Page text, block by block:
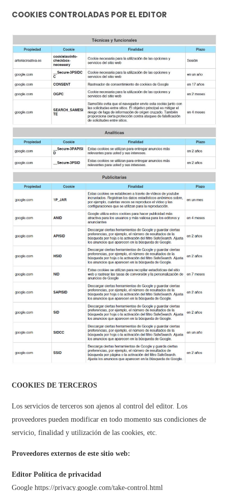
COOKIES CONTROLADAS POR EL EDITOR
COOKIES DE TERCEROS
Los servicios de terceros son ajenos al control del editor. Los
proveedores pueden modificar en todo momento sus condiciones de
servicio, finalidad y utilización de las cookies, etc.
Proveedores externos de este sitio web:
Editor Política de privacidad
Google https://privacy.google.com/take-control.html